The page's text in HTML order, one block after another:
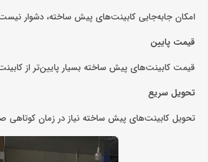
امکان جابه‌جایی کابینت‌های پیش ساخته، دشوار
قیمت پایین
قیمت کابینت‌های پیش ساخته بسیار پایین‌تر از
تحویل سریع
تحویل کابینت‌های پیش ساخته نیاز در زمان کوتاهی صورت